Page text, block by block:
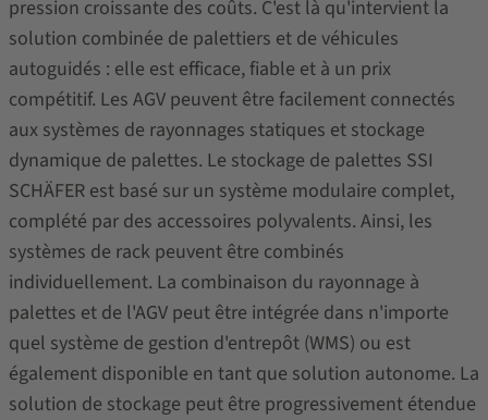
pression croissante des coûts. C'est là qu'intervient la
solution combinée de palettiers et de véhicules
autoguidés : elle est efficace, fiable et à un prix
compétitif. Les AGV peuvent être facilement connectés
aux systèmes de rayonnages statiques et stockage
dynamique de palettes. Le stockage de palettes SSI
SCHÄFER est basé sur un système modulaire complet,
complété par des accessoires polyvalents. Ainsi, les
systèmes de rack peuvent être combinés
individuellement. La combinaison du rayonnage à
palettes et de l'AGV peut être intégrée dans n'importe
quel système de gestion d'entrepôt (WMS) ou est
également disponible en tant que solution autonome. La
solution de stockage peut être progressivement étendue